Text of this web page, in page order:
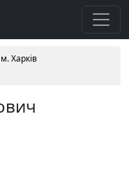
м. Харків